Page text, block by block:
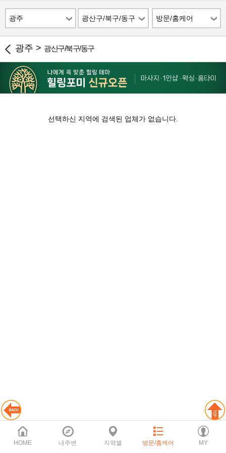
광주 광산구/북구/동구 방문/홈케어
광주 > 광산구/북구/동구
선택하신 지역에 검색된 업체가 없습니다.
HOME 내주변 지역별 방문/홈케어 MY